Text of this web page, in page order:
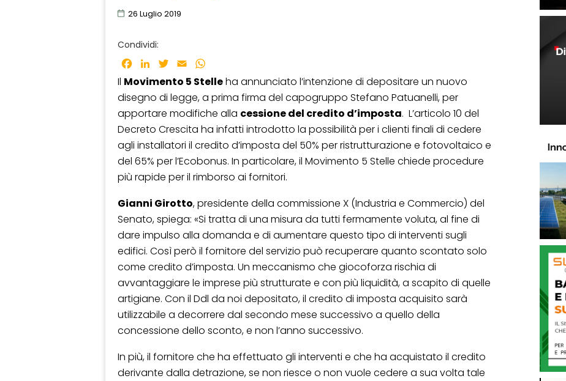
26 Luglio 2019
Condividi:
Facebook
LinkedInTwitter
Email
Il Movimento 5 Stelleha annunciato l’intenzione di depositare un nuovo
disegno di legge, a prima firma del capogruppo Stefano Patuanelli, per
apportare modifiche alla cessione del credito d’imposta. L’articolo 10 del
Decreto Crescita ha infatti introdotto la possibilità per i clienti finali di cedere
agli installatori il credito d’imposta del 50% per ristrutturazione e fotovoltaico e
del 65% per l’Ecobonus. In particolare, il Movimento 5 Stelle chiede procedure
più rapide per il rimborso ai fornitori.
Gianni Girotto, presidente della commissione X (Industria e Commercio) del
Senato, spiega: «Si tratta di una misura da tutti fermamente voluta, al fine di
dare impulso alla domanda e di aumentare questo tipo di interventi sugli
edifici. Così però il fornitore del servizio può recuperare quanto scontato solo
come credito d’imposta. Un meccanismo che giocoforza rischia di
avvantaggiare le imprese più strutturate e con più liquidità, a scapito di quelle
artigiane. Con il Ddl da noi depositato, il credito di imposta acquisito sarà
utilizzabile a decorrere dal secondo mese successivo a quello della
concessione dello sconto, e non l’anno successivo.
In più, il fornitore che ha effettuato gli interventi e che ha acquistato il credito
derivante dalla detrazione, se non riesce o non vuole cedere a sua volta tale